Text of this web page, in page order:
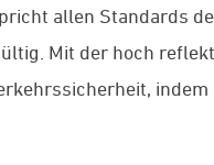
allen Standards
Mit der hoch